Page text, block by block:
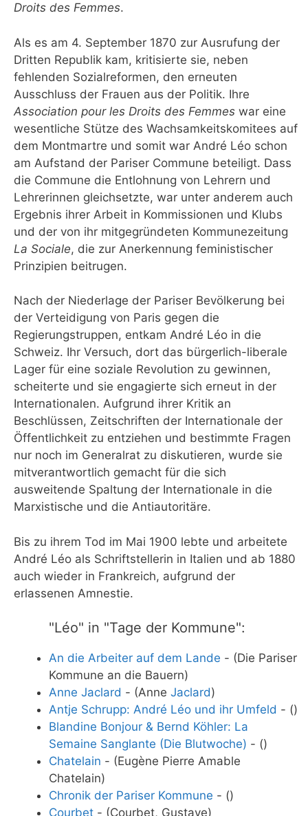
Droits des Femmes.
Als es am 4. September 1870 zur Ausrufung der
Dritten Republik kam, kritisierte sie, neben
fehlenden Sozialreformen, den erneuten
Ausschluss der Frauen aus der Politik. Ihre
Association pour les Droits des Femmes war eine
wesentliche Stütze des Wachsamkeitskomitees auf
dem Montmartre und somit war André Léo schon
am Aufstand der Pariser Commune beteiligt. Dass
die Commune die Entlohnung von Lehrern und
Lehrerinnen gleichsetzte, war unter anderem auch
Ergebnis ihrer Arbeit in Kommissionen und Klubs
und der von ihr mitgegründeten Kommunezeitung
La Sociale, die zur Anerkennung feministischer
Prinzipien beitrugen.
Nach der Niederlage der Pariser Bevölkerung bei
der Verteidigung von Paris gegen die
Regierungstruppen, entkam André Léo in die
Schweiz. Ihr Versuch, dort das bürgerlich-liberale
Lager für eine soziale Revolution zu gewinnen,
scheiterte und sie engagierte sich erneut in der
Internationalen. Aufgrund ihrer Kritik an
Beschlüssen, Zeitschriften der Internationale der
Öffentlichkeit zu entziehen und bestimmte Fragen
nur noch im Generalrat zu diskutieren, wurde sie
mitverantwortlich gemacht für die sich
ausweitende Spaltung der Internationale in die
Marxistische und die Antiautoritäre.
Bis zu ihrem Tod im Mai 1900 lebte und arbeitete
André Léo als Schriftstellerin in Italien und ab 1880
auch wieder in Frankreich, aufgrund der
erlassenen Amnestie.
"Léo" in "Tage der Kommune":
An die Arbeiter auf dem Lande - (Die Pariser
Kommune an die Bauern)
Anne Jaclard - (Anne Jaclard)
Antje Schrupp: André Léo und ihr Umfeld - ()
Blandine Bonjour & Bernd Köhler: La
Semaine Sanglante (Die Blutwoche) - ()
Chatelain - (Eugène Pierre Amable
Chatelain)
Chronik der Pariser Kommune - ()
Courbet - (Courbet, Gustave)